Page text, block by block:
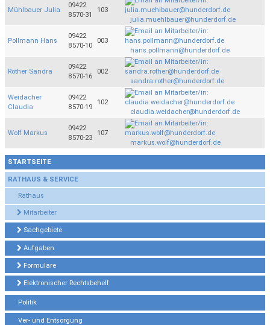
STARTSEITE
RATHAUS & SERVICE
Rathaus
Mitarbeiter
Sachgebiete
Aufgaben
Formulare
Elektronischer Rechtsbehelf
Politik
Ver- und Entsorgung
Mühlbauer Julia
09422
8570-31
103
julia.muehlbauer@hunderdorf.de
Pollmann Hans
09422
8570-10
003
hans.pollmann@hunderdorf.de
Rother Sandra
09422
8570-16
002
sandra.rother@hunderdorf.de
Weidacher
Claudia
09422
8570-19
102
claudia.weidacher@hunderdorf.de
Wolf Markus
09422
8570-23
107
markus.wolf@hunderdorf.de